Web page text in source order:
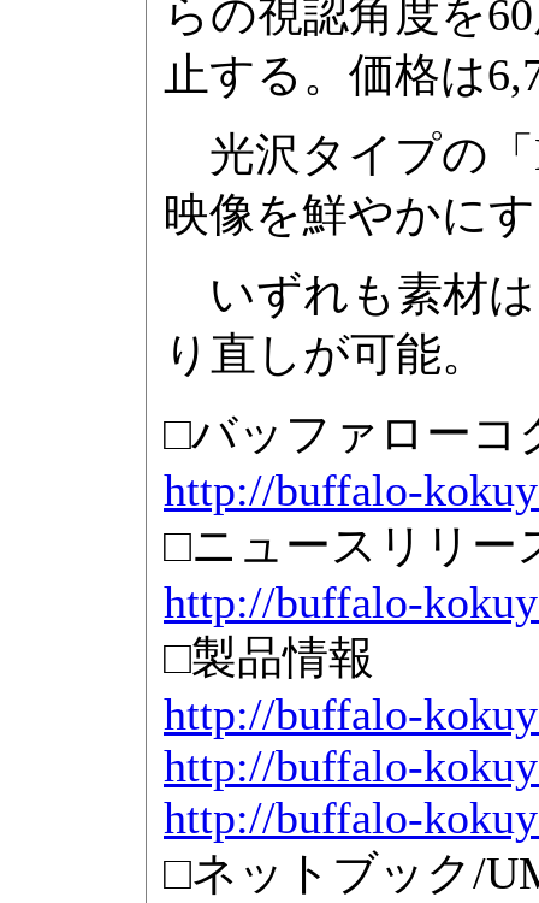
らの視認角度を
止する。価格は
光沢タイプの「
映像を鮮やかに
いずれも素材は
り直しが可能。
□バッファローコ
http://buffalo-
□ニュースリリー
http://buffalo-
□製品情報
http://buffalo-
http://buffalo-
http://buffalo-
□ネットブック/